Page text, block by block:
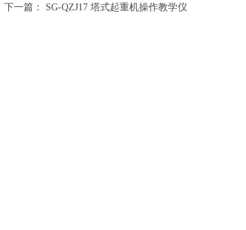
下一篇： SG-QZJ17 塔式起重机操作教学仪